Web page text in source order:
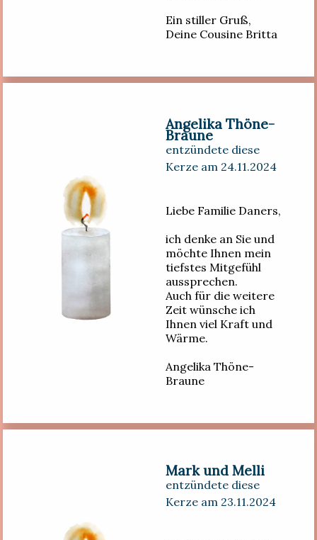
Ein stiller Gruß,
Deine Cousine Britta
Angelika Thöne-
Braune
entzündete diese
Kerze am 24.11.2024
Liebe Familie Daners,
ich denke an Sie und
möchte Ihnen mein
tiefstes Mitgefühl
aussprechen.
Auch für die weitere
Zeit wünsche ich
Ihnen viel Kraft und
Wärme.
Angelika Thöne-
Braune
Mark und Melli
entzündete diese
Kerze am 23.11.2024